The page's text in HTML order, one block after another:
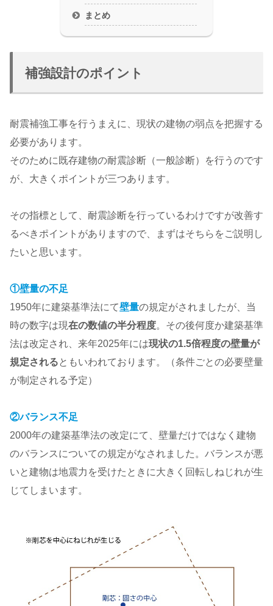
まとめ
補強設計のポイント
耐震補強工事を行うまえに、現状の建物の弱点を把握する
必要があります。
そのために既存建物の耐震診断（一般診断）を行うのです
が、大きくポイントが三つあります。
その指標として、耐震診断を行っているわけですが改善す
るべきポイントがありますので、まずはそちらをご説明し
たいと思います。
①壁量の不足
1950年に建築基準法にて壁量の規定がされましたが、当
時の数字は現在の数値の半分程度。その後何度か建築基準
法は改定され、来年2025年には現状の1.5倍程度の壁量が
規定される ともいわれております。（条件ごとの必要壁量
が制定される予定）
②バランス不足
2000年の建築基準法の改定にて、壁量だけではなく建物
のバランスについての規定がなされました。バランスが悪
いと建物は地震力を受けたときに大きく回転しねじれが生
じてしまいます。